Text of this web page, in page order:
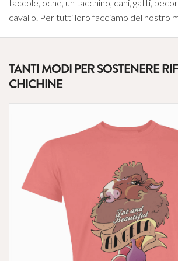
taccole, oche, un tacchino, cani, gatti,
cavallo. Per tutti loro facciamo del nostro
TANTI MODI PER SOSTENERE
CHICHINE